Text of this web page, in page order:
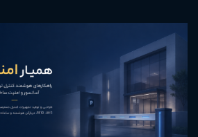
همیار امنیت